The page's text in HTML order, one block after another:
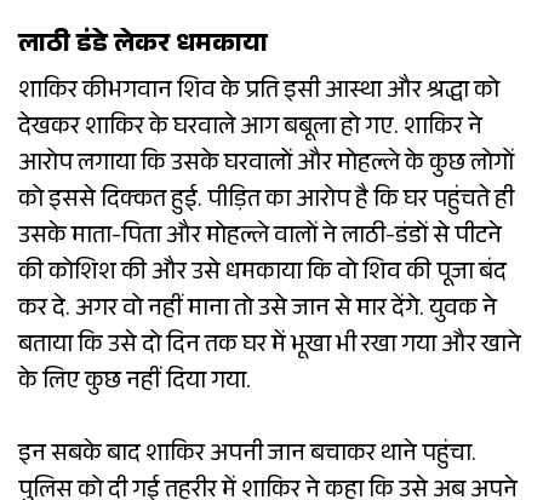
लाठी डंडे लेकर धमकाया
शाकिर कीभगवान शिव के प्रति इसी आस्था और श्रद्धा को
देखकर शाकिर के घरवाले आग बबूला हो गए. शाकिर ने
आरोप लगाया कि उसके घरवालों और मोहल्ले के कुछ लोगों
को इससे दिक्कत हुई. पीड़ित का आरोप है कि घर पहुंचते ही
उसके माता-पिता और मोहल्ले वालों ने लाठी-डंडों से पीटने
की कोशिश की और उसे धमकाया कि वो शिव की पूजा बंद
कर दे. अगर वो नहीं माना तो उसे जान से मार देंगे. युवक ने
बताया कि उसे दो दिन तक घर में भूखा भी रखा गया और खाने
के लिए कुछ नहीं दिया गया.
इन सबके बाद शाकिर अपनी जान बचाकर थाने पहुंचा.